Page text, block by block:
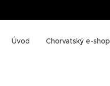
Úvod Chorvatský e-shop